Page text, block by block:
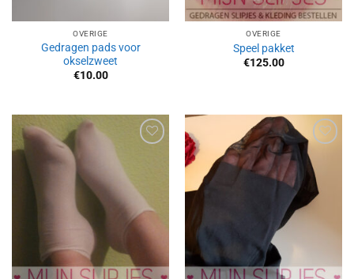
OVERIGE
Gedragen pads voor
okselzweet
€10.00
OVERIGE
Speel pakket
€125.00
verlanglijst
toevoegen
Aan
verlanglijst
toevoegen